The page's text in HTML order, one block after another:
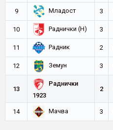
9 Младост 3
10 Раднички (Н) 3
11 Радник 2
12 Земун 3
13
Раднички
1923
2
14 Мачва 3